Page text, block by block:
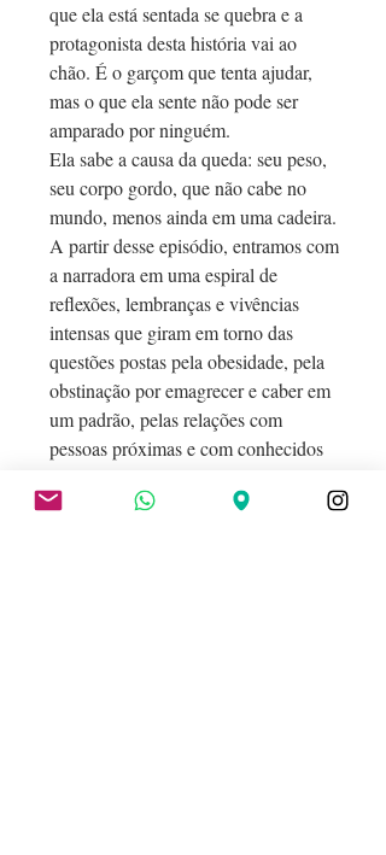
que ela está sentada se quebra e a
protagonista desta história vai ao
chão. É o garçom que tenta ajudar,
mas o que ela sente não pode ser
amparado por ninguém.
Ela sabe a causa da queda: seu peso,
seu corpo gordo, que não cabe no
mundo, menos ainda em uma cadeira.
A partir desse episódio, entramos com
a narradora em uma espiral de
reflexões, lembranças e vivências
intensas que giram em torno das
questões postas pela obesidade, pela
obstinação por emagrecer e caber em
um padrão, pelas relações com
pessoas próximas e com conhecidos
gordofóbicas, têm enorme impacto